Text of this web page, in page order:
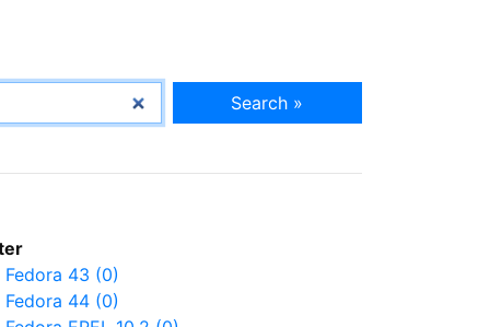
Search »
Fedora 43 (0)
Fedora 44 (0)